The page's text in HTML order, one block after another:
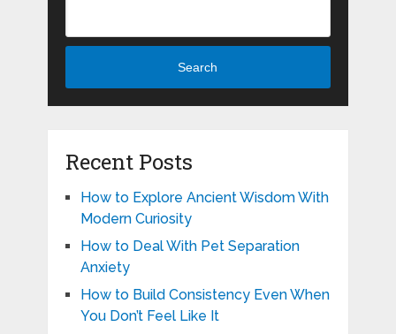
Search
Recent Posts
How to Explore Ancient Wisdom With
Modern Curiosity
How to Deal With Pet Separation
Anxiety
How to Build Consistency Even When
You Don’t Feel Like It